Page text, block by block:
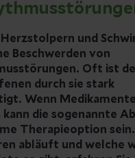
und
Beschwerden von
Oft ist
durch sie stark
Wenn
kann die sogenannte
Therapieoption
abläuft und welche